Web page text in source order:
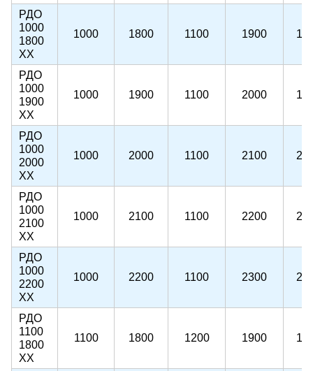
РДО
1000
1800
ХХ
1000 1800 1100 1900
РДО
1000
1900
ХХ
1000 1900 1100 2000
РДО
1000
2000
ХХ
1000 2000 1100 2100
РДО
1000
2100
ХХ
1000 2100 1100 2200
РДО
1000
2200
ХХ
1000 2200 1100 2300
РДО
1100
1800
ХХ
1100 1800 1200 1900